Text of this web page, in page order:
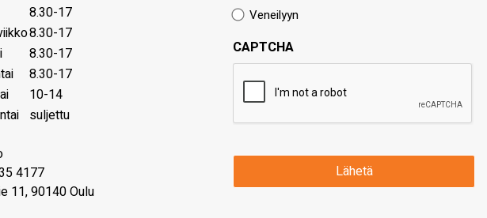
8.30-17
8.30-17
8.30-17
8.30-17
10-14
suljettu
4177
11, 90140 Oulu
Veneilyyn
CAPTCHA